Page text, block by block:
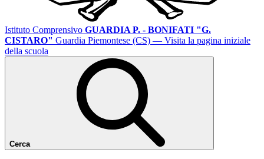
Istituto Comprensivo GUARDIA P. - BONIFATI "G.
CISTARO" Guardia Piemontese (CS) — Visita la pagina iniziale
della scuola
Cerca